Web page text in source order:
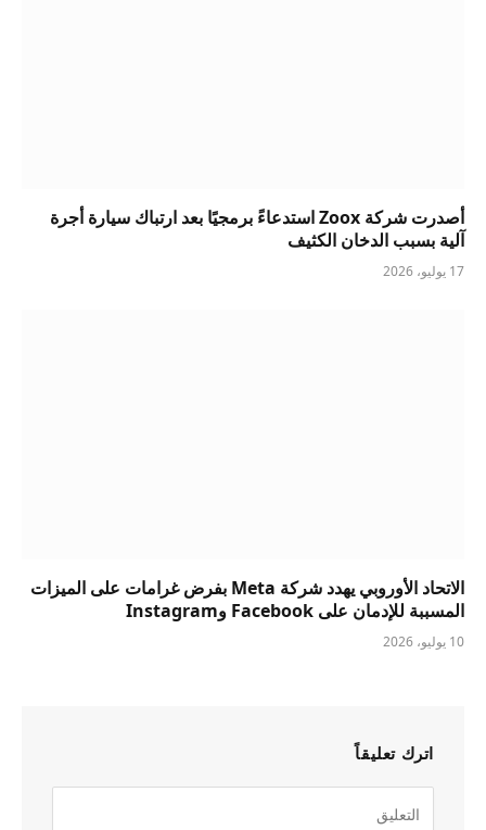
أصدرت شركة Zoox استدعاءً برمجيًا بعد ارتباك سيارة أجرة
آلية بسبب الدخان الكثيف
17 يوليو، 2026
الاتحاد الأوروبي يهدد شركة Meta بفرض غرامات على الميزات
المسببة للإدمان على Facebook وInstagram
10 يوليو، 2026
اترك تعليقاً